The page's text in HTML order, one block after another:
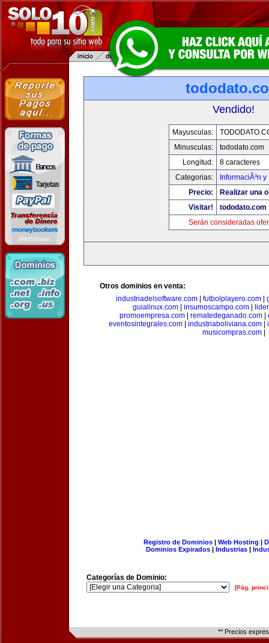
Vendido!
Mayusculas:
Minusculas:
tododato.com
Longitud:
8 caracteres
Categorias:
InformaciÃ³n
Precio:
Realizar una
Visitar!
tododato.com
Serán consideradas
Otros dominios en venta:
industriadelsoftware.com| futbolplayero.com|
guialinux.com
insumoscampo.com
promoempresa.com| rematedeganado.com|
eventosintegrales.com| industriaboliviana.com|
musicompras.com|
Registro de Dominios| Web Hosting |
Dominios Expirados | Industrias |
Categorías de Dominio:
[Pág.
** Precios